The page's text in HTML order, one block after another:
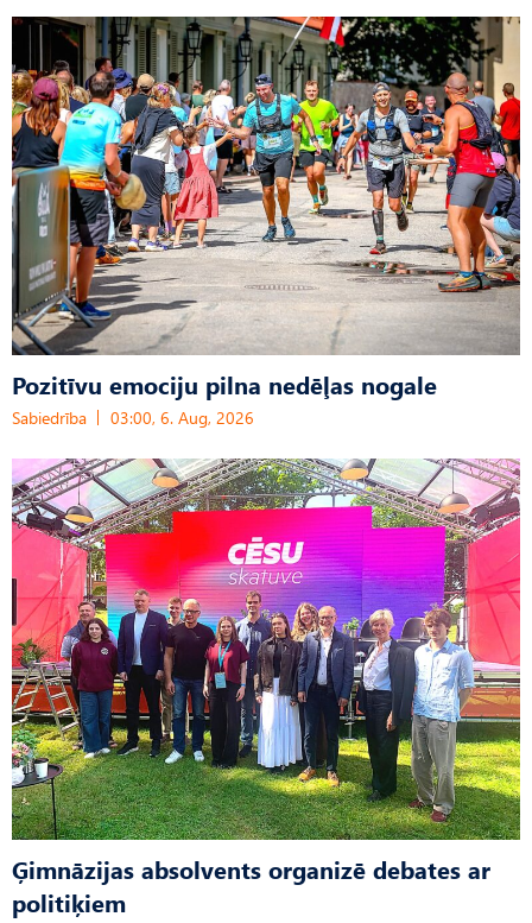
Pozitīvu emociju pilna nedēļas nogale
Sabiedrība 03:00, 6. Aug, 2026
Ģimnāzijas absolvents organizē debates ar
politiķiem